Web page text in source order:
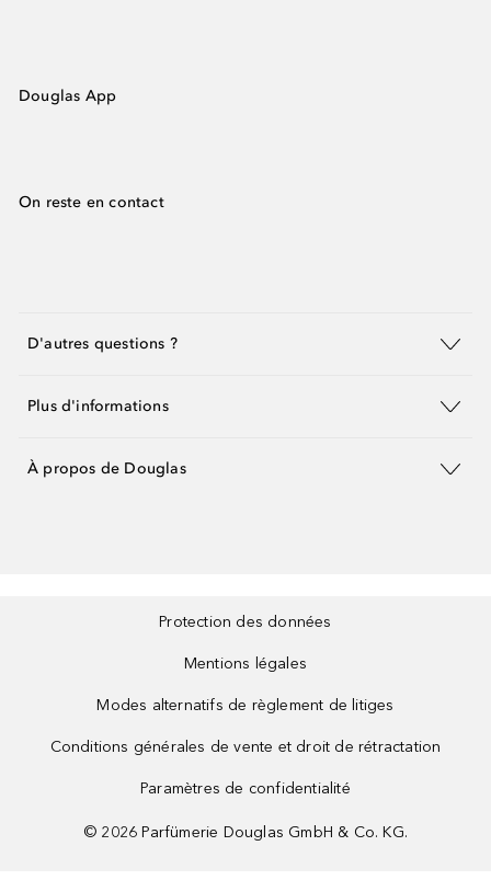
Douglas App
On reste en contact
D'autres questions ?
Plus d'informations
À propos de Douglas
Protection des données
Mentions légales
Modes alternatifs de règlement de litiges
Conditions générales de vente et droit de rétractation
Paramètres de confidentialité
© 2026 Parfümerie Douglas GmbH & Co. KG.